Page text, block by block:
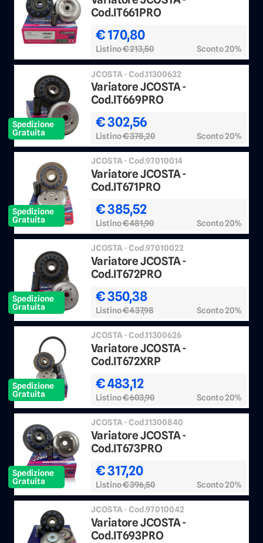
Cod.IT661PRO
€ 170,80
Listino€ 213,50 Sconto 20%
Spedizione
Gratuita
JCOSTA - Cod.11300632
Variatore JCOSTA -
Cod.IT669PRO
€ 302,56
Listino€ 378,20 Sconto 20%
Spedizione
Gratuita
JCOSTA - Cod.97010014
Variatore JCOSTA -
Cod.IT671PRO
€ 385,52
Listino€ 481,90 Sconto 20%
Spedizione
Gratuita
JCOSTA - Cod.97010022
Variatore JCOSTA -
Cod.IT672PRO
€ 350,38
Listino€ 437,98 Sconto 20%
Spedizione
Gratuita
JCOSTA - Cod.11300626
Variatore JCOSTA -
Cod.IT672XRP
€ 483,12
Listino€ 603,90 Sconto 20%
Spedizione
Gratuita
JCOSTA - Cod.11300840
Variatore JCOSTA -
Cod.IT673PRO
€ 317,20
Listino€ 396,50 Sconto 20%
JCOSTA - Cod.97010042
Variatore JCOSTA -
Cod.IT693PRO